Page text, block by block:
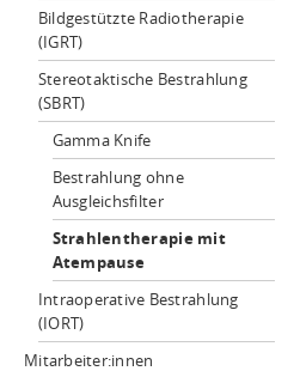
Bildgestützte Radiotherapie
(IGRT)
Stereotaktische Bestrahlung
(SBRT)
Gamma Knife
Bestrahlung ohne
Ausgleichsfilter
Strahlentherapie mit
Atempause
Intraoperative Bestrahlung
(IORT)
Mitarbeiter:innen